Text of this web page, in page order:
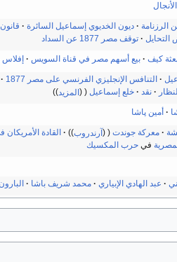
الرزنامة ديون الخديوي إسماعيل السائرة قانون
توقف مصر 1877 عن السداد
كيف بيع أسهم مصر في قناة السويس
التنافس الإنجليزي الفرنسي على مصر 1877
نقد خلع إسماعيل المزيد
أمين پاشا
معركة جوندت آرندروب القادة
فيحرب المكسيك
عبد الهادي الإبياري محمد شريف باشا